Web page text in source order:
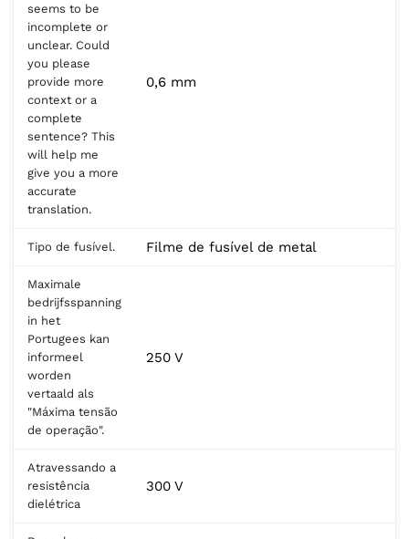
seems to be
incomplete or
unclear. Could
you please
provide more
context or a
complete
sentence? This
will help me
give you a more
accurate
translation.
0,6 mm
Tipo de fusível. Filme de fusível de metal
Maximale
bedrijfsspanning
in het
Portugees kan
informeel
worden
vertaald als
"Máxima tensão
de operação".
250 V
Atravessando a
resistência
dielétrica
300 V